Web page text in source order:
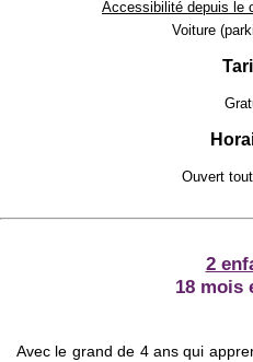
Accessibilité depuis le
Voiture
Ouvert
2
18 mois
Avec le grand de 4 ans qui